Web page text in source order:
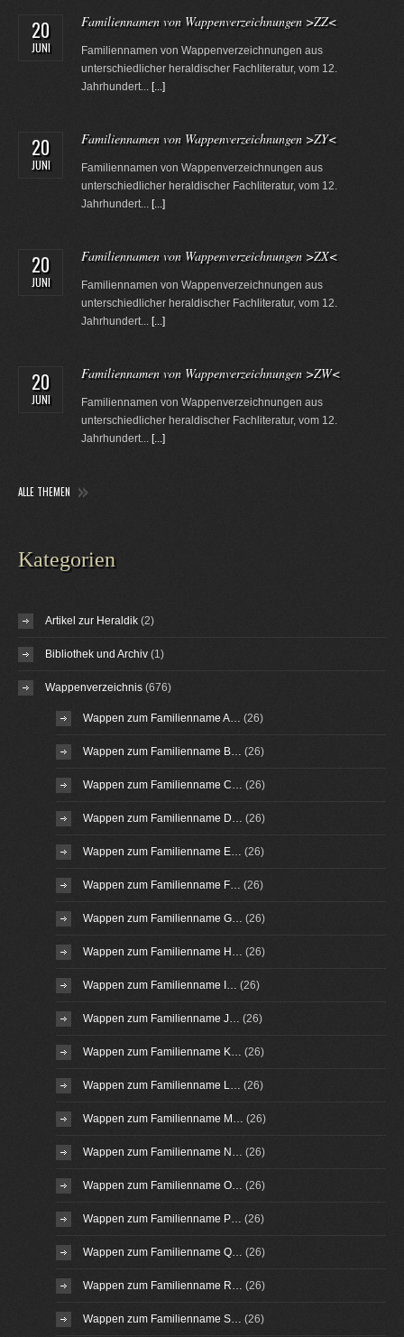
20
JUNI
Familiennamen von Wappenverzeichnungen >ZZ<
Familiennamen von Wappenverzeichnungen aus
unterschiedlicher heraldischer Fachliteratur, vom 12.
Jahrhundert... [...]
20
JUNI
Familiennamen von Wappenverzeichnungen >ZY<
Familiennamen von Wappenverzeichnungen aus
unterschiedlicher heraldischer Fachliteratur, vom 12.
Jahrhundert... [...]
20
JUNI
Familiennamen von Wappenverzeichnungen >ZX<
Familiennamen von Wappenverzeichnungen aus
unterschiedlicher heraldischer Fachliteratur, vom 12.
Jahrhundert... [...]
20
JUNI
Familiennamen von Wappenverzeichnungen >ZW<
Familiennamen von Wappenverzeichnungen aus
unterschiedlicher heraldischer Fachliteratur, vom 12.
Jahrhundert... [...]
ALLE THEMEN
Kategorien
Artikel zur Heraldik (2)
Bibliothek und Archiv (1)
Wappenverzeichnis (676)
Wappen zum Familienname A… (26)
Wappen zum Familienname B… (26)
Wappen zum Familienname C… (26)
Wappen zum Familienname D… (26)
Wappen zum Familienname E… (26)
Wappen zum Familienname F… (26)
Wappen zum Familienname G… (26)
Wappen zum Familienname H… (26)
Wappen zum Familienname I… (26)
Wappen zum Familienname J… (26)
Wappen zum Familienname K… (26)
Wappen zum Familienname L… (26)
Wappen zum Familienname M… (26)
Wappen zum Familienname N… (26)
Wappen zum Familienname O… (26)
Wappen zum Familienname P… (26)
Wappen zum Familienname Q… (26)
Wappen zum Familienname R… (26)
Wappen zum Familienname S… (26)